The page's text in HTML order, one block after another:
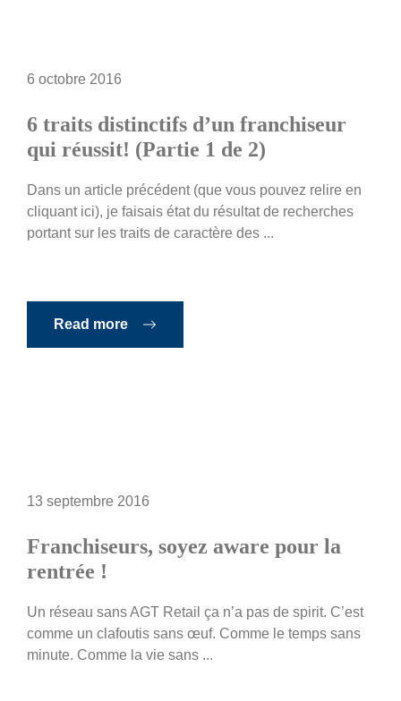
6 octobre 2016
6 traits distinctifs d’un franchiseur
qui réussit! (Partie 1 de 2)
Dans un article précédent (que vous pouvez relire en
cliquant ici), je faisais état du résultat de recherches
portant sur les traits de caractère des ...
Read more
13 septembre 2016
Franchiseurs, soyez aware pour la
rentrée !
Un réseau sans AGT Retail ça n’a pas de spirit. C’est
comme un clafoutis sans œuf. Comme le temps sans
minute. Comme la vie sans ...